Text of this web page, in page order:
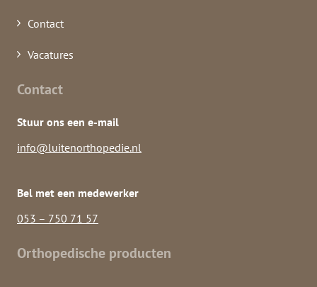
Contact
Vacatures
Contact
Stuur ons een e-mail
info@luitenorthopedie.nl
Bel met een medewerker
053 – 750 71 57
Orthopedische producten